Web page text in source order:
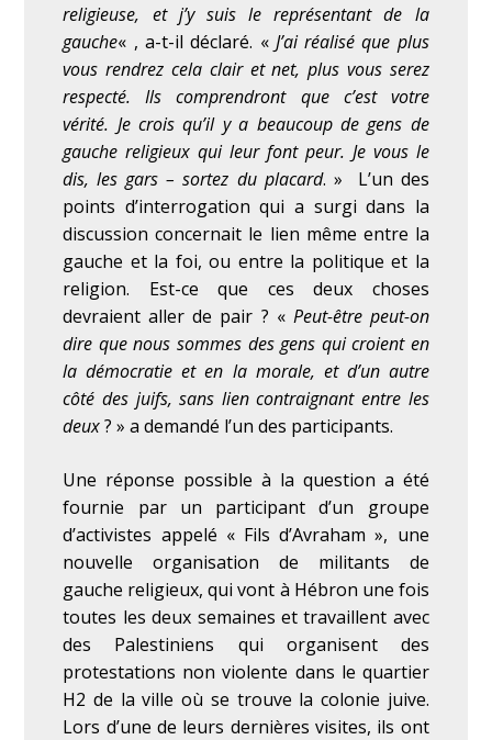
religieuse, et j’y suis le représentant de la
gauche« , a-t-il déclaré. « J’ai réalisé que plus
vous rendrez cela clair et net, plus vous serez
respecté. Ils comprendront que c’est votre
vérité. Je crois qu’il y a beaucoup de gens de
gauche religieux qui leur font peur. Je vous le
dis, les gars – sortez du placard. » L’un des
points d’interrogation qui a surgi dans la
discussion concernait le lien même entre la
gauche et la foi, ou entre la politique et la
religion. Est-ce que ces deux choses
devraient aller de pair ? « Peut-être peut-on
dire que nous sommes des gens qui croient en
la démocratie et en la morale, et d’un autre
côté des juifs, sans lien contraignant entre les
deux? » a demandé l’un des participants.
Une réponse possible à la question a été
fournie par un participant d’un groupe
d’activistes appelé « Fils d’Avraham », une
nouvelle organisation de militants de
gauche religieux, qui vont à Hébron une fois
toutes les deux semaines et travaillent avec
des Palestiniens qui organisent des
protestations non violente dans le quartier
H2 de la ville où se trouve la colonie juive.
Lors d’une de leurs dernières visites, ils ont